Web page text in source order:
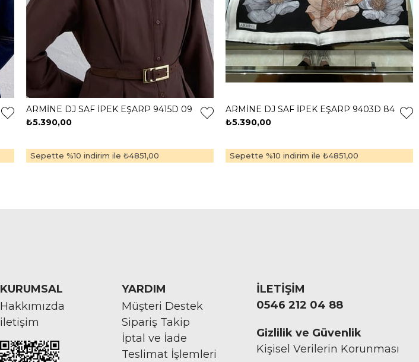
ARMİNE DJ SAF İPEK EŞARP 9415D 09
₺5.390,00
Sepette %10 indirim ile ₺4851,00
ARMİNE DJ SAF İPEK EŞARP 9403D 84
₺5.390,00
Sepette %10 indirim ile ₺4851,00
İLETİŞİM
0546 212 04 88
Gizlilik ve Güvenlik
Kişisel Verilerin Korunması
KURUMSAL
Hakkımızda
iletişim
YARDIM
Müşteri Destek
Sipariş Takip
İptal ve İade
Teslimat İşlemleri